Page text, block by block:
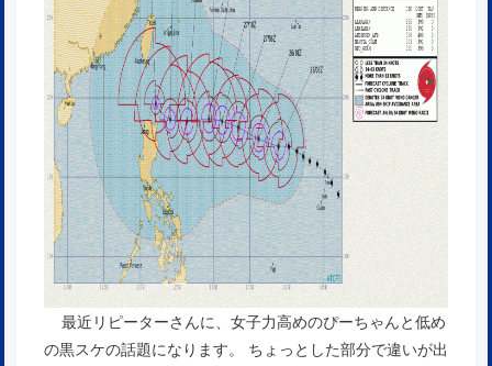
最近リピーターさんに、女子力高めのぴーちゃんと低め
の黒スケの話題になります。 ちょっとした部分で違いが出